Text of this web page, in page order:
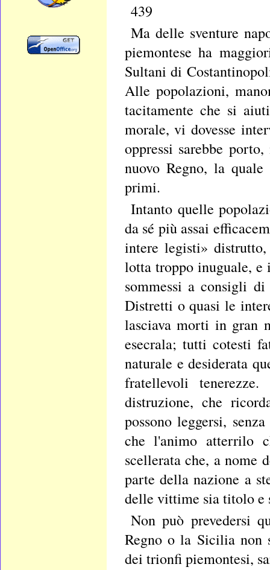
439
Ma delle sventure
piemontese ha
Sultani di
Alle popolazioni,
tacitamente che si
morale, vi dovesse
oppressi sarebbe
nuovo Regno, la
primi.
Intanto quelle
da sé più assai
intere legisti»
lotta troppo inuguale, e
sommessi a consigli
Distretti o quasi le
lasciava morti in gran
esecrala; tutti cotesti
naturale e desiderata
fratellevoli
distruzione, che
possono leggersi,
che l'animo atterrilo
scellerata che, a nome
parte della nazione a
delle vittime sia titolo e
Non può prevedersi
Regno o la Sicilia non
dei trionfi piemontesi,